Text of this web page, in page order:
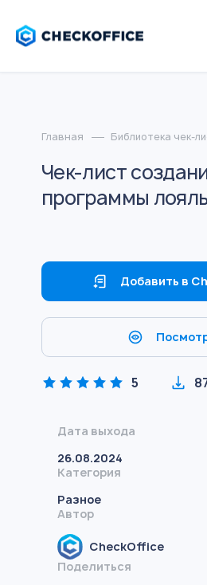
Главная Библиотека чек-
Чек-лист
программы
Добавить в
5
Дата выхода
26.08.2024
Категория
Разное
Автор
CheckOffice
Поделиться